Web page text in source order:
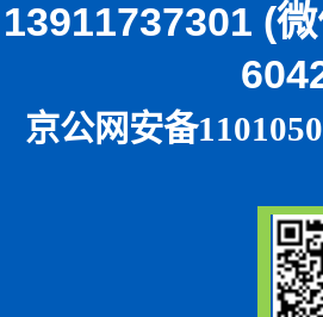
(
京公网安备